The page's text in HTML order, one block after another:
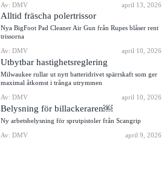
Av: DMV
april 13, 2026
Alltid fräscha polertrissor
Nya BigFoot Pad Cleaner Air Gun från Rupes blåser rent
trissorna
Av: DMV
april 10, 2026
Utbytbar hastighetsreglering
Milwaukee rullar ut nytt batteridrivet spärrskaft som ger
maximal åtkomst i trånga utrymmen
Av: DMV
april 10, 2026
Belysning för billackeraren￼
Ny arbetsbelysning för sprutpistoler från Scangrip
Av: DMV
april 9, 2026